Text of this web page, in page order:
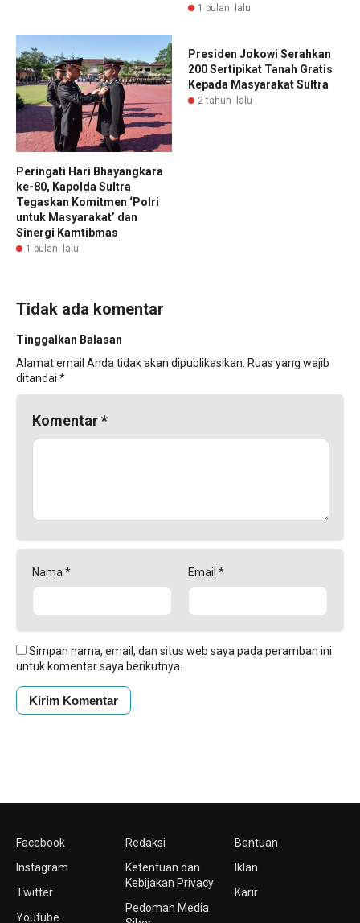
1 bulan lalu
Peringati Hari Bhayangkara
ke-80, Kapolda Sultra
Tegaskan Komitmen ‘Polri
untuk Masyarakat’ dan
Sinergi Kamtibmas
1 bulan lalu
Presiden Jokowi Serahkan
200 Sertipikat Tanah Gratis
Kepada Masyarakat Sultra
2 tahun lalu
Tidak ada komentar
Tinggalkan Balasan
Alamat email Anda tidak akan dipublikasikan. Ruas yang wajib
ditandai *
Komentar*
Nama * Email *
Simpan nama, email, dan situs web saya pada peramban ini
untuk komentar saya berikutnya.
Facebook
Instagram
Twitter
Youtube
Redaksi
Ketentuan dan
Kebijakan Privacy
Pedoman Media
Bantuan
Iklan
Karir